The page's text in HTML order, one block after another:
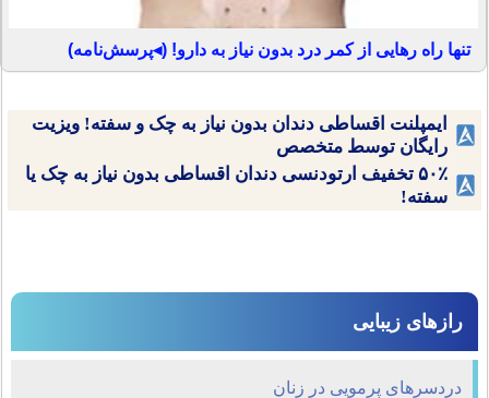
تنها راه رهایی از کمر درد بدون نیاز به دارو! (◂پرسش‌نامه)
ایمپلنت اقساطی دندان بدون نیاز به چک و سفته! ویزیت
رایگان توسط متخصص
۵۰٪ تخفیف ارتودنسی دندان اقساطی بدون نیاز به چک یا
سفته!
رازهای زیبایی
دردسرهای پرمویی در زنان